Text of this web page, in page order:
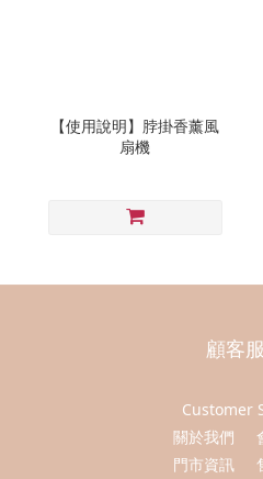
【使用說明】脖掛香薰風
扇機
顧客
Customer
關於我們
門市資訊